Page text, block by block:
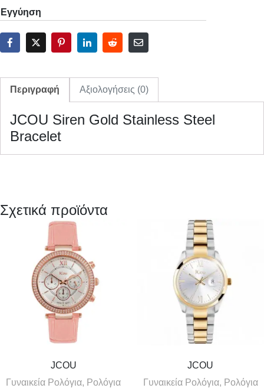
Εγγύηση
Περιγραφή Αξιολογήσεις (0)
JCOU Siren Gold Stainless Steel
Bracelet
Σχετικά προϊόντα
JCOU
Γυναικεία Ρολόγια, Ρολόγια
JCOU
Γυναικεία Ρολόγια, Ρολόγια